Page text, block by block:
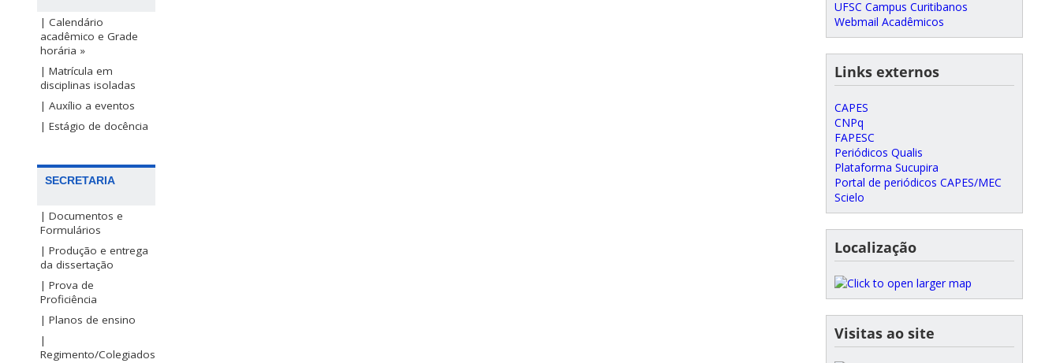
| Calendário
acadêmico e Grade
horária »
| Matrícula em
disciplinas isoladas
| Auxílio a eventos
| Estágio de docência
SECRETARIA
| Documentos e
Formulários
| Produção e entrega
da dissertação
| Prova de
Proficiência
| Planos de ensino
|
Regimento/Colegiados
UFSC Campus Curitibanos
Webmail Acadêmicos
Links externos
CAPES
CNPq
FAPESC
Periódicos Qualis
Plataforma Sucupira
Portal de periódicos CAPES/MEC
Scielo
Localização
Visitas ao site